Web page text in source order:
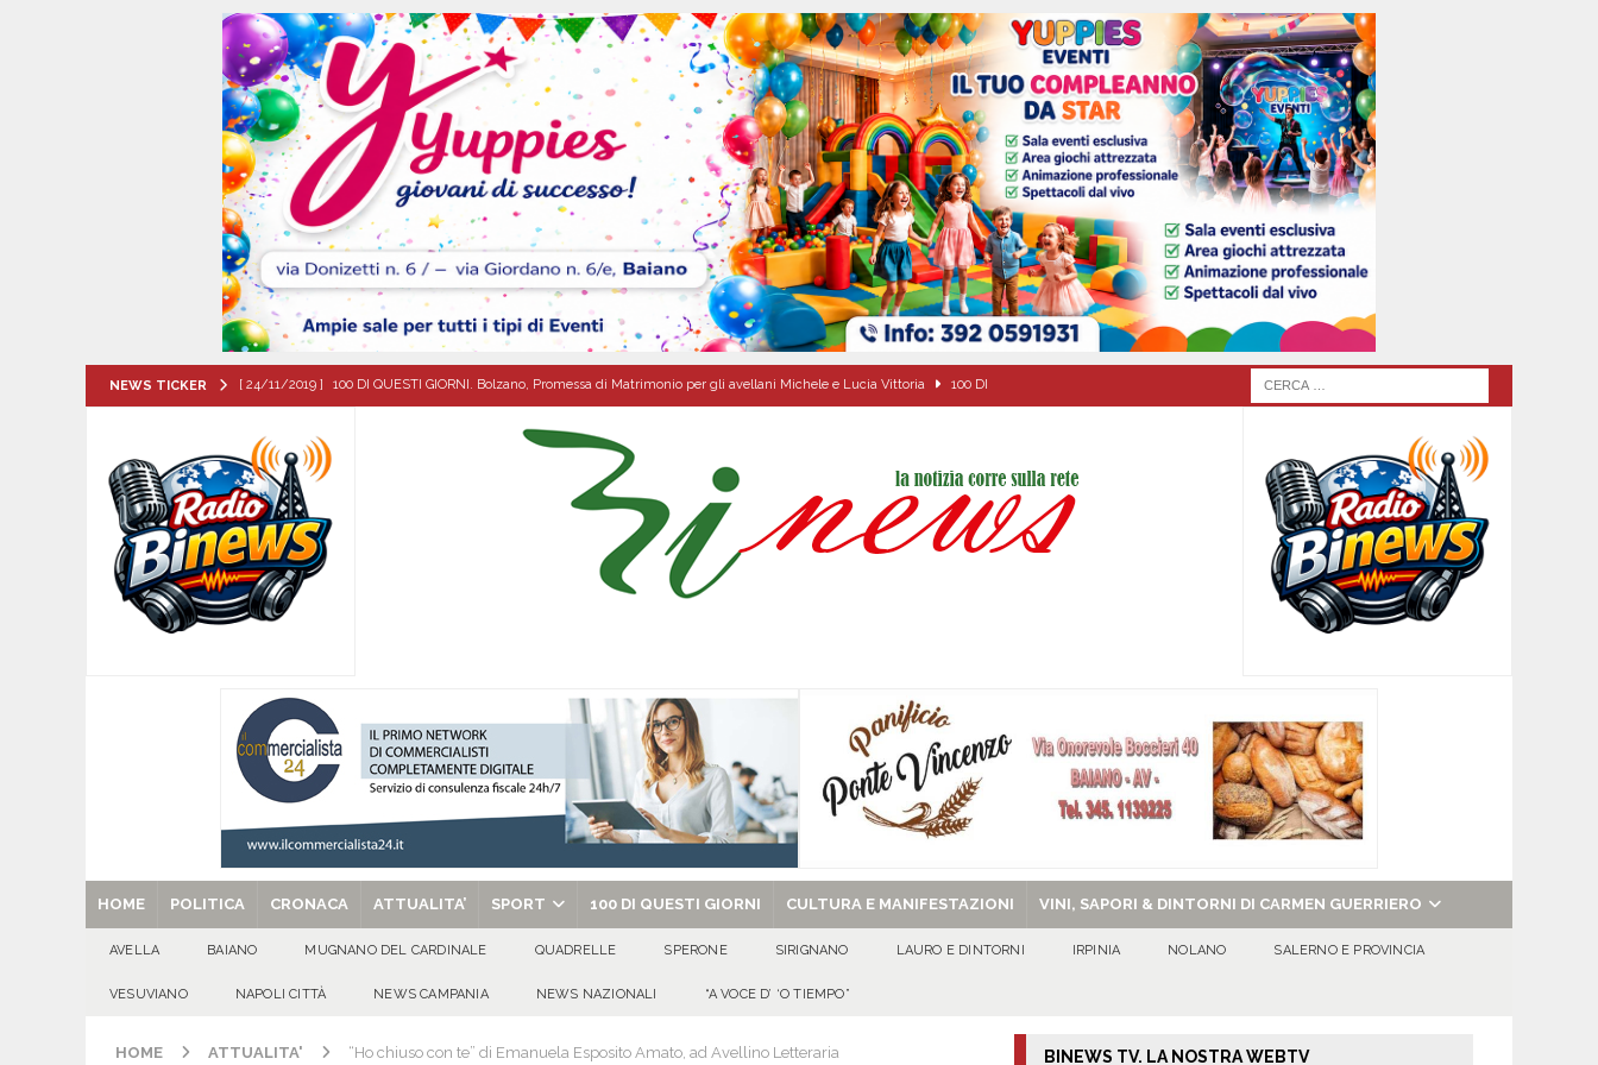
NEWS TICKER [ 24/11/2019 ] 100 DI QUESTI GIORNI. Bolzano, Promessa di Matrimonio per gli avellani Michele e Lucia Vittoria 100 DI
[ 06/08/2026 ] Il comune di Meta di Sorrento stipula protolocco d’intesa con la guardia Agroforestale Italiana
CITTA'
[ 06/08/2026 ] Mugnano del Cardinale, Iolanda Prisco è la nuova agente della Polizia Municipale ATTUALITA'
[ 06/08/2026 ] Lutto ad Avella: è scomparso il dott. Domenico Amato, aveva 85 anni
[ 06/08/2026 ]
[ 06/08/2026 ] VALLESACCARDA, torna CumVivere: la tavola come simbolo di condivisione, armonia e bellezza.
E MANIFESTAZIONI
[ 29/08/2025 ] SANT’Oggi. Venerdì 29 agosto la chiesa celebra il Martirio di san Giovanni Battista e santa Sabina EVIDENZA
HOME POLITICA CRONACA ATTUALITA’ SPORT 100 DI QUESTI GIORNI CULTURA E MANIFESTAZIONI VINI, SAPORI & DINTORNI DI CARMEN GUERRIERO
AVELLA BAIANO MUGNANO DEL CARDINALE QUADRELLE SPERONE SIRIGNANO LAURO E DINTORNI IRPINIA NOLANO SALERNO E PROVINCIA
VESUVIANO NAPOLI CITTÀ NEWS CAMPANIA NEWS NAZIONALI “A VOCE D’ ‘O TIEMPO”
HOME ATTUALITA' “Ho chiuso con te” di Emanuela Esposito Amato, ad Avellino Letteraria BINEWS TV. LA NOSTRA WEBTV